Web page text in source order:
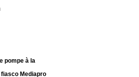
pompe à la
Mediapro